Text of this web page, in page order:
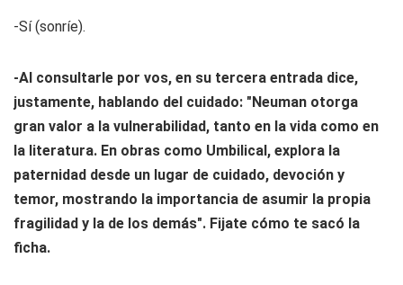
-Sí (sonríe).
-Al consultarle por vos, en su tercera entrada dice,
justamente, hablando del cuidado: "Neuman otorga
gran valor a la vulnerabilidad, tanto en la vida como en
la literatura. En obras como Umbilical, explora la
paternidad desde un lugar de cuidado, devoción y
temor, mostrando la importancia de asumir la propia
fragilidad y la de los demás". Fijate cómo te sacó la
ficha.